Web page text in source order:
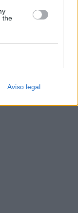
the
Aviso legal